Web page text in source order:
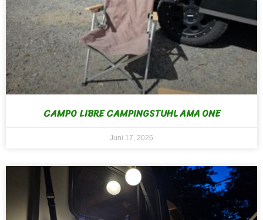
CAMPO LIBRE CAMPINGSTUHL AMA ONE
Juni 17, 2026